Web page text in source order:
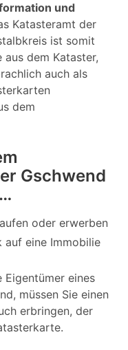
und
Katasteramt der
ist somit
dem Kataster,
auch als
dem
Gschwend
oder erwerben
auf eine Immobilie
Eigentümer eines
müssen Sie einen
erbringen, der